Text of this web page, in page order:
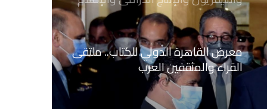
بعد انتهاء المدة المحددة فتح باب
الاشتراك بمشروع العلاج بنقابة
الصحفيين المصريين